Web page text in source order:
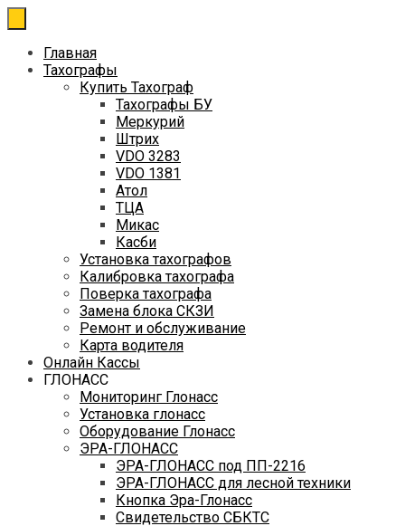
Перейти
к
содержимому
Главная
Тахографы
Купить Тахограф
Тахографы БУ
Меркурий
Штрих
VDO 3283
VDO 1381
Атол
ТЦА
Микас
Касби
Установка тахографов
Калибровка тахографа
Поверка тахографа
Замена блока СКЗИ
Ремонт и обслуживание
Карта водителя
Онлайн Кассы
ГЛОНАСС
Мониторинг Глонасс
Установка глонасс
Оборудование Глонасс
ЭРА-ГЛОНАСС
ЭРА-ГЛОНАСС под ПП-2216
ЭРА-ГЛОНАСС для лесной техники
Кнопка Эра-Глонасс
Свидетельство СБКТС